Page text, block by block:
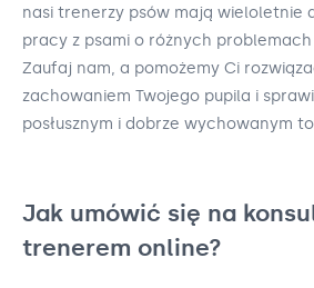
nasi trenerzy psów mają wieloletnie
pracy z psami o różnych
Zaufaj nam, a pomożemy Ci
zachowaniem Twojego pupila i
posłusznym i dobrze wychowanym
Jak umówić się na
trenerem online?